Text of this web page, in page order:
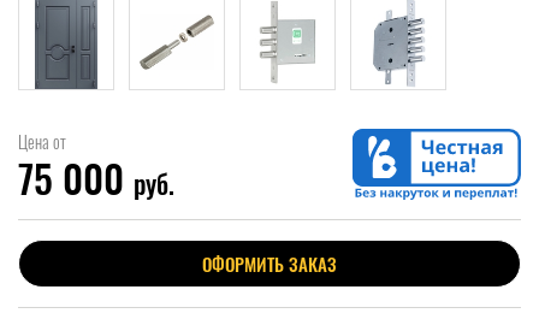
Цена от
75 000 руб.
ОФОРМИТЬ ЗАКАЗ